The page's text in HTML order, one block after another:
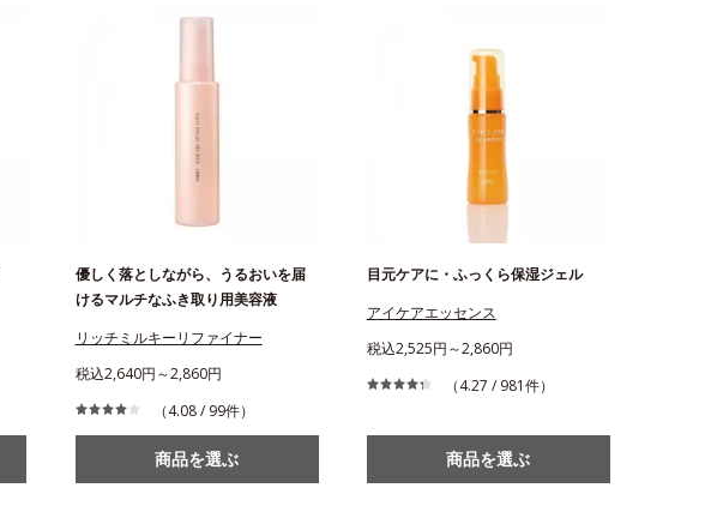
優しく落としながら、うるおいを届
けるマルチなふき取り用美容液
リッチミルキーリファイナー
税込2,640円～2,860円
（4.08 / 99件）
商品を選ぶ
目元ケアに・ふっくら保湿ジェル
アイケアエッセンス
税込2,525円～2,860円
（4.27 / 981件）
商品を選ぶ